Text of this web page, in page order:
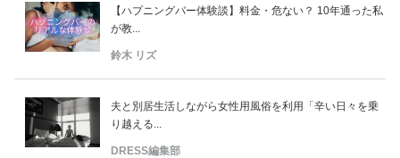
【ハプニングバー体験談】料金・危ない？ 10年通った私
が教...
鈴木 リズ
夫と別居生活しながら女性用風俗を利用「辛い日々を乗
り越える...
DRESS編集部